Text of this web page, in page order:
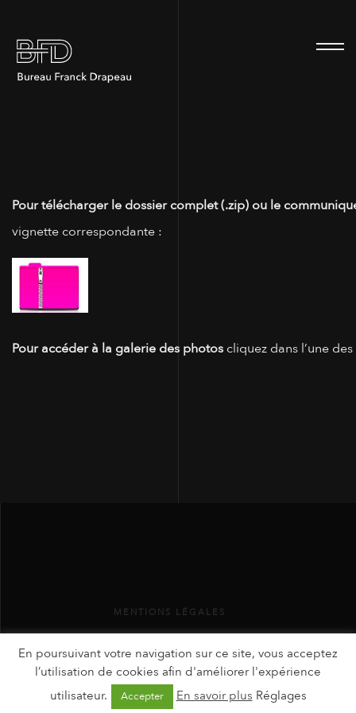
Pour télécharger le dossier complet (.zip) ou le
vignette correspondante :
Pour accéder à la galerie des photos cliquez dans l’une
MENTIONS LÉGALES
En poursuivant votre navigation sur ce site, vous acceptez
l’utilisation de cookies afin d'améliorer l'expérience
utilisateur.
Accepter En savoir plus Réglages